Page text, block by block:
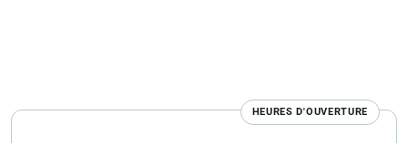
HEURES D'OUVERTURE